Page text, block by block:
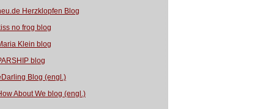
Herzklopfen Blog
no frog blog
Klein blog
blog
Blog (engl.)
About We blog (engl.)